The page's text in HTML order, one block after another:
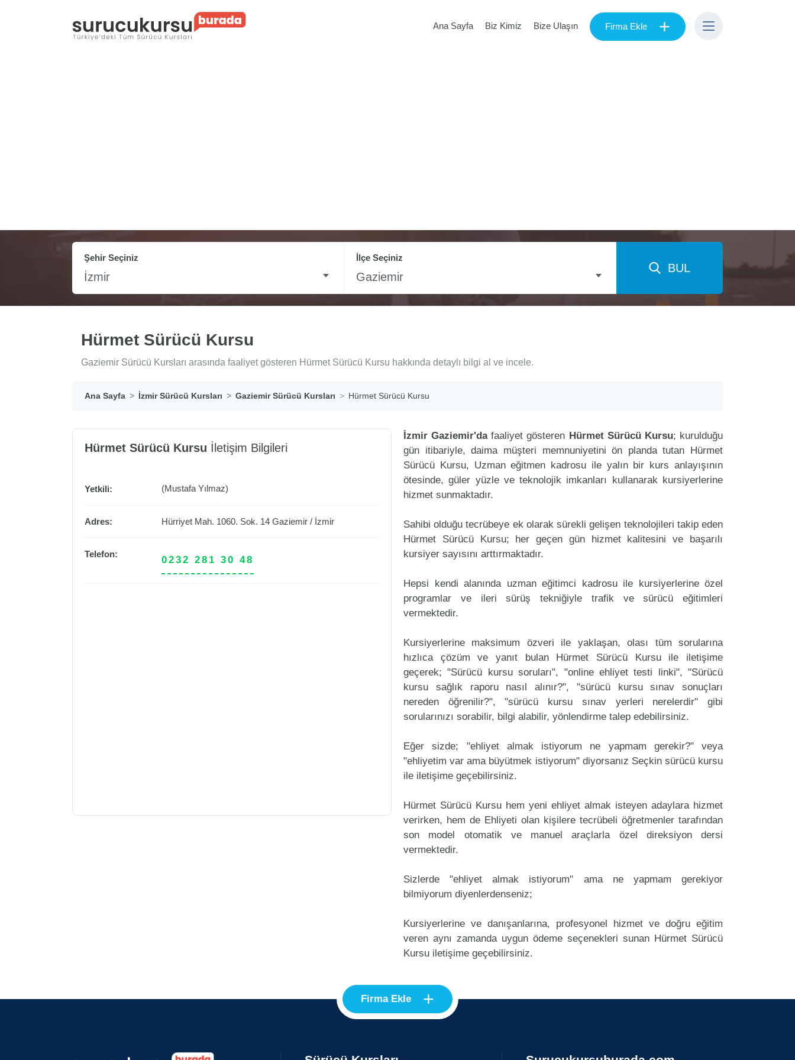
Ana Sayfa Biz Kimiz Bize Ulaşın Firma Ekle +
Şehir Seçiniz
İzmir
İlçe Seçiniz
Gaziemir
BUL
Hürmet Sürücü Kursu
Gaziemir Sürücü Kursları arasında faaliyet gösteren Hürmet Sürücü Kursu hakkında detaylı bilgi al ve incele.
Ana Sayfa İzmir Sürücü Kursları Gaziemir Sürücü Kursları Hürmet Sürücü Kursu
Hürmet Sürücü Kursu İletişim Bilgileri
Yetkili: (Mustafa Yılmaz)
Adres: Hürriyet Mah. 1060. Sok. 14 Gaziemir/ İzmir
Telefon:
0232 281 30 48
İzmir Gaziemir'dafaaliyet gösteren Hürmet Sürücü Kursu; kurulduğu
gün itibariyle, daima müşteri memnuniyetini ön planda tutan Hürmet
Sürücü Kursu, Uzman eğitmen kadrosu ile yalın bir kurs anlayışının
ötesinde, güler yüzle ve teknolojik imkanları kullanarak kursiyerlerine
hizmet sunmaktadır.
Sahibi olduğu tecrübeye ek olarak sürekli gelişen teknolojileri takip eden
Hürmet Sürücü Kursu; her geçen gün hizmet kalitesini ve başarılı
kursiyer sayısını arttırmaktadır.
Hepsi kendi alanında uzman eğitimci kadrosu ile kursiyerlerine özel
programlar ve ileri sürüş tekniğiyle trafik ve sürücü eğitimleri
vermektedir.
Kursiyerlerine maksimum özveri ile yaklaşan, olası tüm sorularına
hızlıca çözüm ve yanıt bulan Hürmet Sürücü Kursu ile iletişime
geçerek; "Sürücü kursu soruları", "online ehliyet testi linki", "Sürücü
kursu sağlık raporu nasıl alınır?", "sürücü kursu sınav sonuçları
nereden öğrenilir?", "sürücü kursu sınav yerleri nerelerdir" gibi
sorularınızı sorabilir, bilgi alabilir, yönlendirme talep edebilirsiniz.
Eğer sizde; "ehliyet almak istiyorum ne yapmam gerekir?" veya
"ehliyetim var ama büyütmek istiyorum" diyorsanız Seçkin sürücü kursu
ile iletişime geçebilirsiniz.
Hürmet Sürücü Kursu hem yeni ehliyet almak isteyen adaylara hizmet
verirken, hem de Ehliyeti olan kişilere tecrübeli öğretmenler tarafından
son model otomatik ve manuel araçlarla özel direksiyon dersi
vermektedir.
Sizlerde "ehliyet almak istiyorum" ama ne yapmam gerekiyor
bilmiyorum diyenlerdenseniz;
Kursiyerlerine ve danışanlarına, profesyonel hizmet ve doğru eğitim
veren aynı zamanda uygun ödeme seçenekleri sunan Hürmet Sürücü
Kursu iletişime geçebilirsiniz.
Firma Ekle +